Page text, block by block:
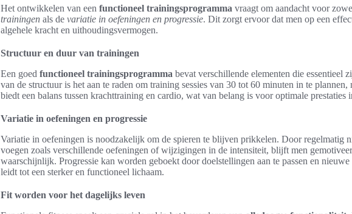
Het ontwikkelen van een functioneel trainingsprogramma vraagt om aandacht voor
trainingen als de variatie in oefeningen en progressie. Dit zorgt ervoor dat men op een
algehele kracht en uithoudingsvermogen.
Structuur en duur van trainingen
Een goed functioneel trainingsprogramma bevat verschillende elementen die essentieel
van de structuur is het aan te raden om training sessies van 30 tot 60 minuten in te
biedt een balans tussen krachttraining en cardio, wat van belang is voor optimale prestaties
Variatie in oefeningen en progressie
Variatie in oefeningen is noodzakelijk om de spieren te blijven prikkelen. Door regelmatig
voegen zoals verschillende oefeningen of wijzigingen in de intensiteit, blijft men
waarschijnlijk. Progressie kan worden geboekt door doelstellingen aan te passen en
leidt tot een sterker en functioneel lichaam.
Fit worden voor het dagelijks leven